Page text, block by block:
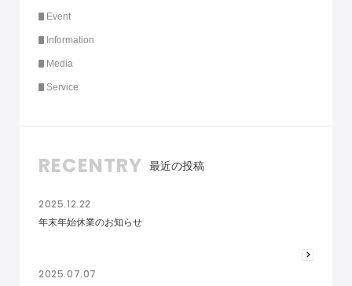
Event
Information
Media
Service
RECENTRY 最近の投稿
2025.12.22
年末年始休業のお知らせ
2025.07.07